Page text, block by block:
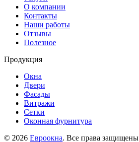
О компании
Контакты
Наши работы
Отзывы
Полезное
Продукция
Окна
Двери
Фасады
Витражи
Сетки
Оконная фурнитура
© 2026 Евроокна. Все права защищены